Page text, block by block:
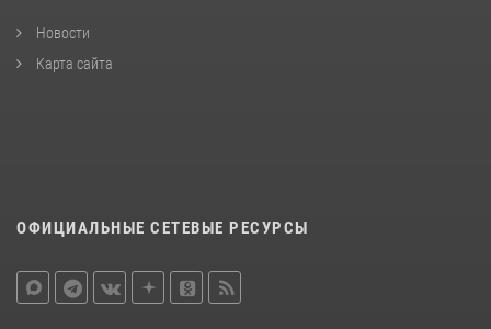
Новости
Карта сайта
ОФИЦИАЛЬНЫЕ СЕТЕВЫЕ РЕСУРСЫ